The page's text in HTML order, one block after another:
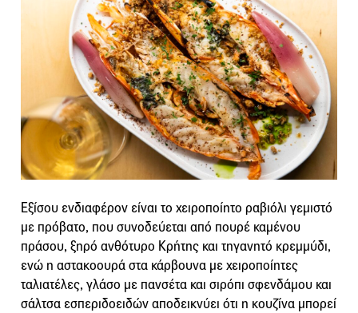
Εξίσου ενδιαφέρον είναι το χειροποίητο ραβιόλι γεμιστό
με πρόβατο, που συνοδεύεται από πουρέ καμένου
πράσου, ξηρό ανθότυρο Κρήτης και τηγανητό κρεμμύδι,
ενώ η αστακοουρά στα κάρβουνα με χειροποίητες
ταλιατέλες, γλάσο με πανσέτα και σιρόπι σφενδάμου και
σάλτσα εσπεριδοειδών αποδεικνύει ότι η κουζίνα μπορεί